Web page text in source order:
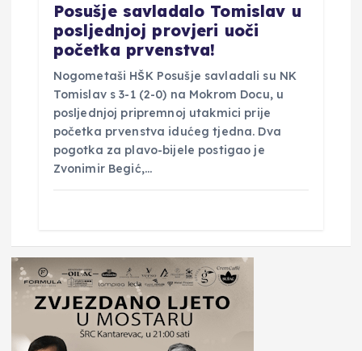
Posušje savladalo Tomislav u
posljednjoj provjeri uoči
početka prvenstva!
Nogometaši HŠK Posušje savladali su NK
Tomislav s 3-1 (2-0) na Mokrom Docu, u
posljednjoj pripremnoj utakmici prije
početka prvenstva idućeg tjedna. Dva
pogotka za plavo-bijele postigao je
Zvonimir Begić,…